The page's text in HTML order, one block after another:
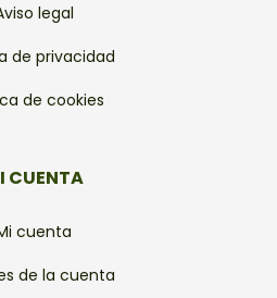
legal
de privacidad
de cookies
CUENTA
cuenta
de la cuenta